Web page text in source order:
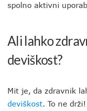
spolno aktivni
Ali lahko
deviškost?
Mit je, da zdravnik
deviškost. To ne